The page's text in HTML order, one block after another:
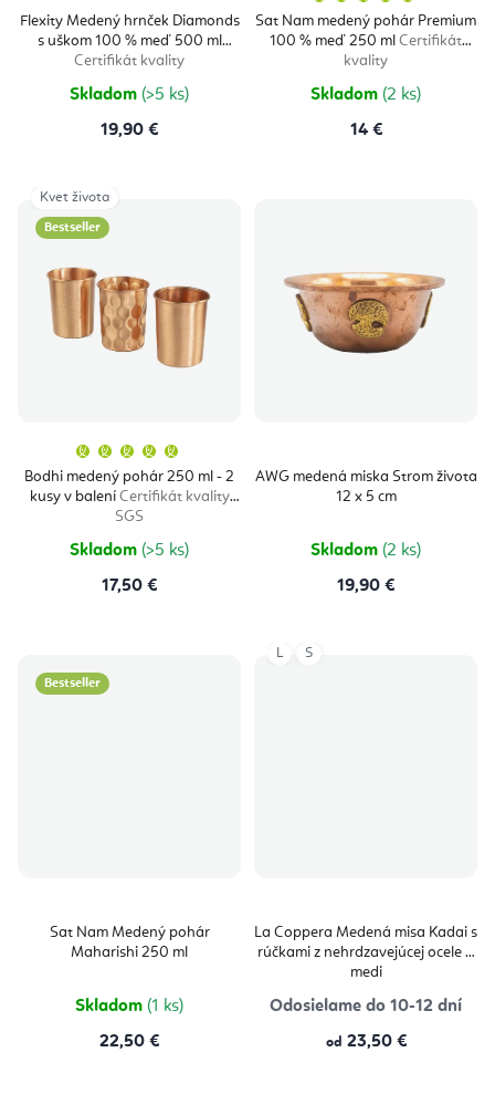
Flexity Medený hrnček Diamonds
s uškom 100 % meď 500 ml
Certifikát kvality
Skladom (>5 ks)
19,90 €
Sat Nam medený pohár Premium
100 % meď 250 ml Certifikát
kvality
produktu
je
5,0
Skladom (2 ks)
14 €
Bestseller
Bodhi medený pohár 250 ml - 2
kusy v balení Certifikát kvality
SGS
produktu
je
5,0
hviezdičiek.
Skladom (>5 ks)
17,50 €
Kvet života
AWG medená miska Strom života
12 x 5 cm
Skladom (2 ks)
19,90 €
Bestseller
Sat Nam Medený pohár
Maharishi 250 ml
Skladom (1 ks)
22,50 €
La Coppera Medená misa Kadai s
rúčkami z nehrdzavejúcej ocele a
medi
Odosielame do 10-12 dní
od 23,50 €
L S